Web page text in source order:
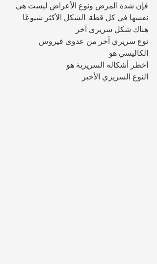
فإن شدة المرض ونوع الأعراض ليست هي
نفسها في كل قطة. الشكل الأكثر شيوعًا
هناك شكل سريري آخر
نوع سريري آخر من عدوى فيروس
الكاليسي هو
أخطر أشكاله السريرية هو
النوع السريري الأخير